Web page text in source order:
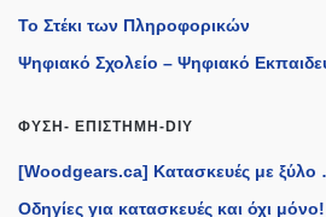
Το Στέκι των Πληροφορικών
Ψηφιακό Σχολείο – Ψηφιακό
ΦΎΣΗ- ΕΠΙΣΤΉΜΗ-DIY
[Woodgears.ca] Κατασκευές με
Οδηγίες για κατασκευές και όχι μόνο!